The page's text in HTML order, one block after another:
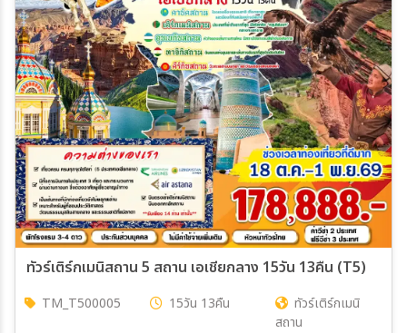
ทัวร์เติร์กเมนิสถาน 5 สถาน เอเชียกลาง 15วัน 13คืน (T5)
TM_T500005 15วัน 13คืน
ทัวร์เติร์กเมนิ
สถาน